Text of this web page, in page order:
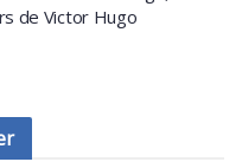
de Victor Hugo